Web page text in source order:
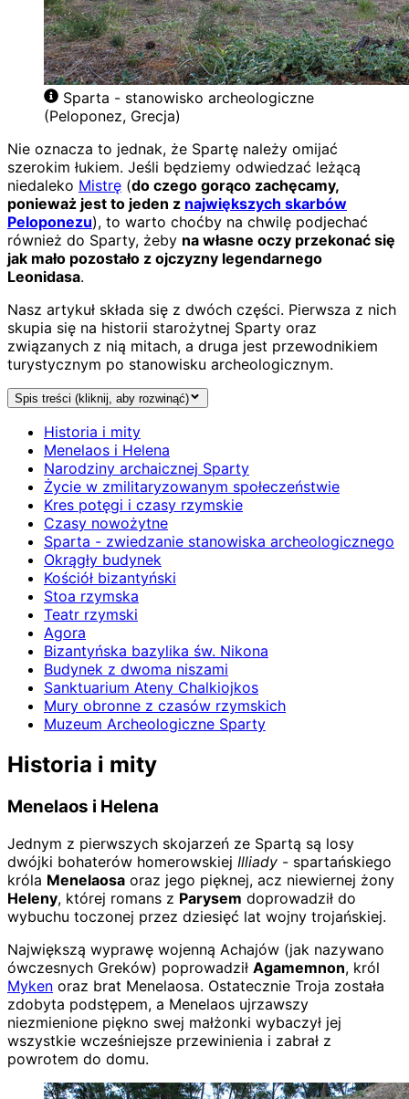
Sparta - stanowisko archeologiczne
(Peloponez, Grecja)
Nie oznacza to jednak, że Spartę należy omijać
szerokim łukiem. Jeśli będziemy odwiedzać leżącą
niedaleko Mistrę (do czego gorąco zachęcamy,
ponieważ jest to jeden z największych skarbów
Peloponezu), to warto choćby na chwilę podjechać
również do Sparty, żeby na własne oczy przekonać się
jak mało pozostało z ojczyzny legendarnego
Leonidasa.
Nasz artykuł składa się z dwóch części. Pierwsza z nich
skupia się na historii starożytnej Sparty oraz
związanych z nią mitach, a druga jest przewodnikiem
turystycznym po stanowisku archeologicznym.
Spis treści (kliknij, aby rozwinąć)
Historia i mity
Menelaos i Helena
Narodziny archaicznej Sparty
Życie w zmilitaryzowanym społeczeństwie
Kres potęgi i czasy rzymskie
Czasy nowożytne
Sparta - zwiedzanie stanowiska archeologicznego
Okrągły budynek
Kościół bizantyński
Stoa rzymska
Teatr rzymski
Agora
Bizantyńska bazylika św. Nikona
Budynek z dwoma niszami
Sanktuarium Ateny Chalkiojkos
Mury obronne z czasów rzymskich
Muzeum Archeologiczne Sparty
Historia i mity
Menelaos i Helena
Jednym z pierwszych skojarzeń ze Spartą są losy
dwójki bohaterów homerowskiej Illiady - spartańskiego
króla Menelaosa oraz jego pięknej, acz niewiernej żony
Heleny, której romans z Parysem doprowadził do
wybuchu toczonej przez dziesięć lat wojny trojańskiej.
Największą wyprawę wojenną Achajów (jak nazywano
ówczesnych Greków) poprowadził Agamemnon, król
Myken oraz brat Menelaosa. Ostatecznie Troja została
zdobyta podstępem, a Menelaos ujrzawszy
niezmienione piękno swej małżonki wybaczył jej
wszystkie wcześniejsze przewinienia i zabrał z
powrotem do domu.